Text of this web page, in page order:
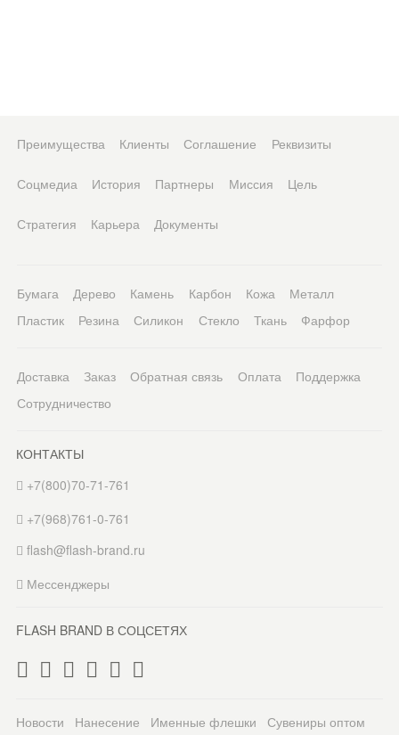
Преимущества Клиенты Соглашение Реквизиты
Соцмедиа История Партнеры Миссия Цель
Стратегия Карьера Документы
Бумага Дерево Камень Карбон Кожа
Металл
Пластик
Резина Силикон Стекло Ткань Фарфор
Доставка Заказ Обратная связь Оплата
Поддержка
Сотрудничество
КОНТАКТЫ
+7(800)70-71-761
+7(968)761-0-761
flash@flash-brand.ru
Мессенджеры
FLASH BRAND В СОЦСЕТЯХ
Новости Нанесение Именные флешки Сувениры оптом